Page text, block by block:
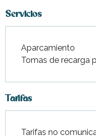
Servicios
Aparcamiento
Tomas de recarga
Tarifas
Tarifas no